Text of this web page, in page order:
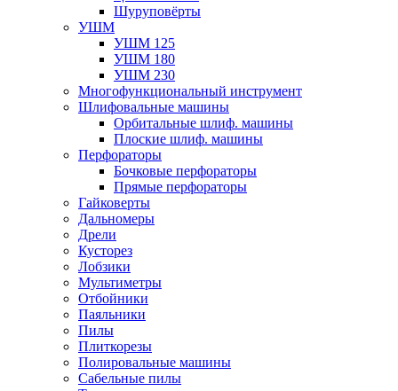
Шуруповёрты
УШМ
УШМ 125
УШМ 180
УШМ 230
Многофункциональный инструмент
Шлифовальные машины
Орбитальные шлиф. машины
Плоские шлиф. машины
Перфораторы
Бочковые перфораторы
Прямые перфораторы
Гайковерты
Дальномеры
Дрели
Кусторез
Лобзики
Мультиметры
Отбойники
Паяльники
Пилы
Плиткорезы
Полировальные машины
Сабельные пилы